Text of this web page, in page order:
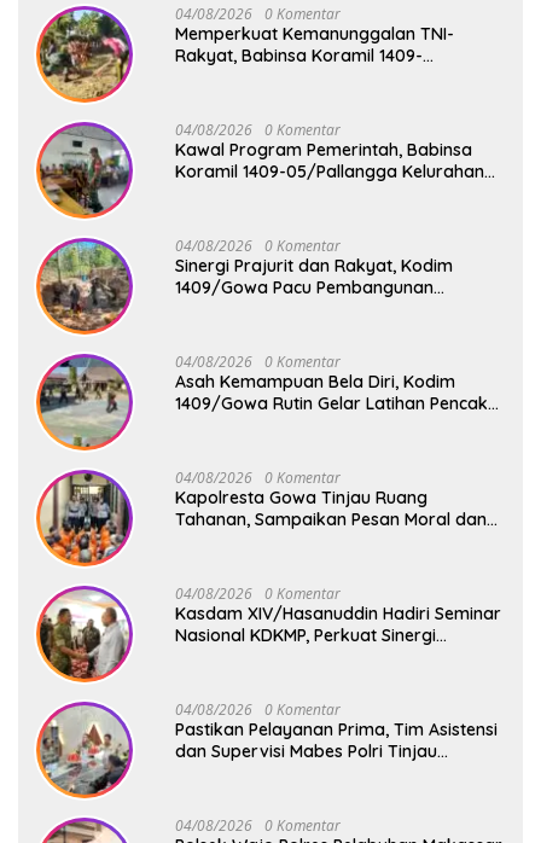
04/08/2026 0 Komentar
Memperkuat Kemanunggalan TNI-
Rakyat, Babinsa Koramil 1409-
04/08/2026 0 Komentar
Kawal Program Pemerintah, Babinsa
Koramil 1409-05/Pallangga Kelurahan
04/08/2026 0 Komentar
Sinergi Prajurit dan Rakyat, Kodim
1409/Gowa Pacu Pembangunan
04/08/2026 0 Komentar
Asah Kemampuan Bela Diri, Kodim
1409/Gowa Rutin Gelar Latihan Pencak
04/08/2026 0 Komentar
Kapolresta Gowa Tinjau Ruang
Tahanan, Sampaikan Pesan Moral dan
04/08/2026 0 Komentar
Kasdam XIV/Hasanuddin Hadiri Seminar
Nasional KDKMP, Perkuat Sinergi
04/08/2026 0 Komentar
Pastikan Pelayanan Prima, Tim Asistensi
dan Supervisi Mabes Polri Tinjau
04/08/2026 0 Komentar